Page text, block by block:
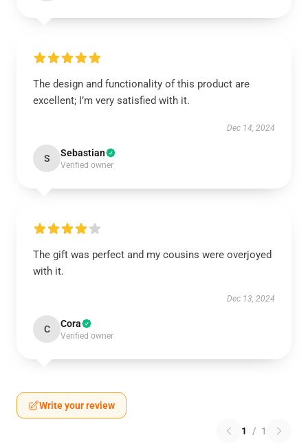
The design and functionality of this product are
excellent; I’m very satisfied with it.
Dec 14, 2024
S Sebastian
Verified owner
The gift was perfect and my cousins were overjoyed
with it.
Dec 13, 2024
C Cora
Verified owner
Write your review
1 / 1